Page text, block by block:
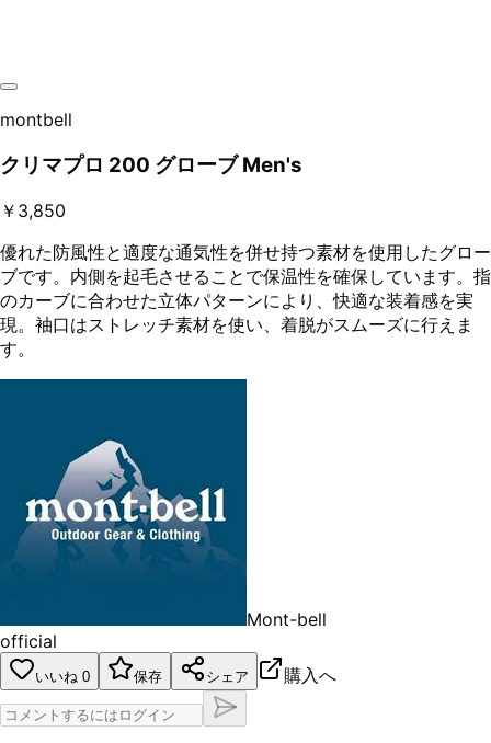
montbell
クリマプロ 200 グローブ Men's
￥3,850
優れた防風性と適度な通気性を併せ持つ素材を使用したグロー
ブです。内側を起毛させることで保温性を確保しています。指
のカーブに合わせた立体パターンにより、快適な装着感を実
現。袖口はストレッチ素材を使い、着脱がスムーズに行えま
す。
Mont-bell
official
いいね 0 保存 シェア 購入へ